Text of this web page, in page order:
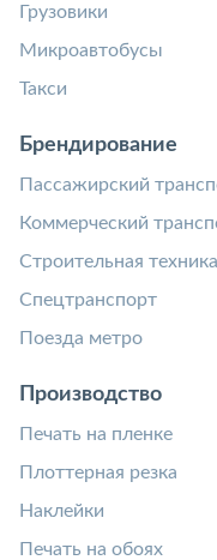
Грузовики
Микроавтобусы
Такси
Брендирование
Пассажирский
Коммерческий
Строительная техника
Спецтранспорт
Поезда метро
Производство
Печать на пленке
Плоттерная резка
Наклейки
Печать на обоях